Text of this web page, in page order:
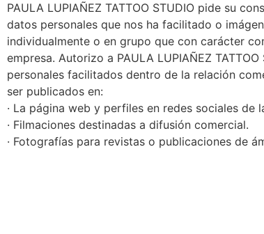
PAULA LUPIAÑEZ TATTOO STUDIO pide su
datos personales que nos ha facilitado o
individualmente o en grupo que con carácter
empresa. Autorizo a PAULA LUPIAÑEZ
personales facilitados dentro de la relación
ser publicados en:
· La página web y perfiles en redes sociales de
· Filmaciones destinadas a difusión comercial.
· Fotografías para revistas o publicaciones de